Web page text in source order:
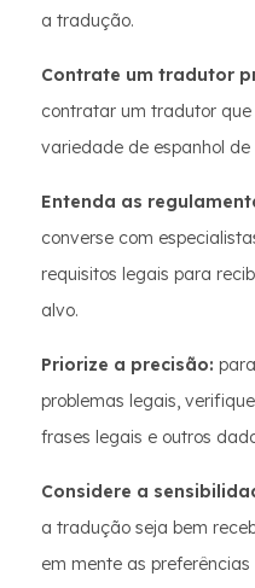
a tradução.
Contrate um tradutor
contratar um tradutor
variedade de espanhol de
Entenda as
converse com
requisitos legais para
alvo.
Priorize a precisão:
problemas legais,
frases legais e outros
Considere a
a tradução seja bem
em mente as